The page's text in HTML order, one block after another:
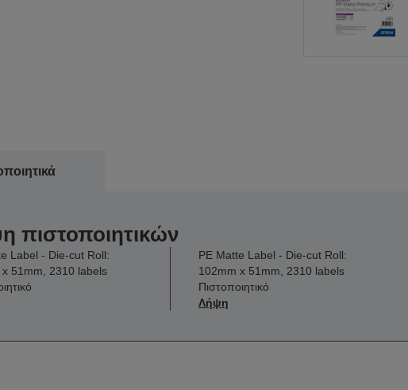
πιστοποιητικών
Label - Die-cut Roll:
51mm, 2310 labels
PE Matte Label - Die-cut Roll:
102mm x 51mm, 2310 labels
Πιστοποιητικό
Λήψη